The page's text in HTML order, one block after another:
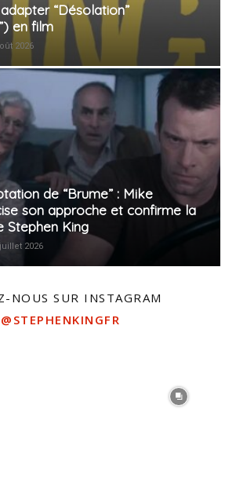
“Désolation”
en film
2026
de “Brume” : Mike
son approche et confirme la
Stephen King
2026
NOUS SUR INSTAGRAM
@STEPHENKINGFR